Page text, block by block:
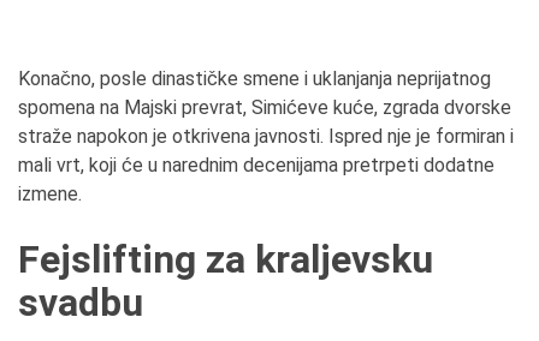
Konačno, posle dinastičke smene i uklanjanja neprijatnog
spomena na Majski prevrat, Simićeve kuće, zgrada dvorske
straže napokon je otkrivena javnosti. Ispred nje je formiran i
mali vrt, koji će u narednim decenijama pretrpeti dodatne
izmene.
Fejslifting za kraljevsku
svadbu